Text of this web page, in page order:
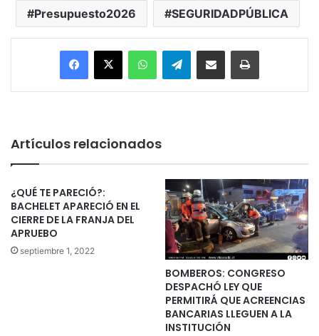
Presupuesto2026 SEGURIDADPÚBLICA
Facebook
X WhatsAppTelegramEnviar vía email Imprimir
Artículos relacionados
¿QUÉ TE PARECIÓ?:
BACHELET APARECIÓ EN EL
CIERRE DE LA FRANJA DEL
APRUEBO
septiembre 1, 2022
BOMBEROS: CONGRESO
DESPACHÓ LEY QUE
PERMITIRÁ QUE ACREENCIAS
BANCARIAS LLEGUEN A LA
INSTITUCIÓN